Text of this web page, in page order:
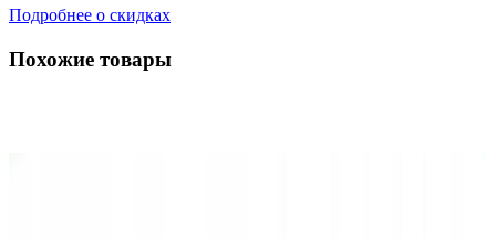
Подробнее о скидках
Похожие товары